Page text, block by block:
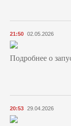
21:50 02.05.2026
Подробнее о
20:53 29.04.2026